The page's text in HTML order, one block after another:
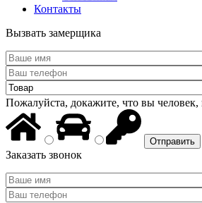
Контакты
Вызвать замерщика
Пожалуйста, докажите, что вы человек,
Заказать звонок